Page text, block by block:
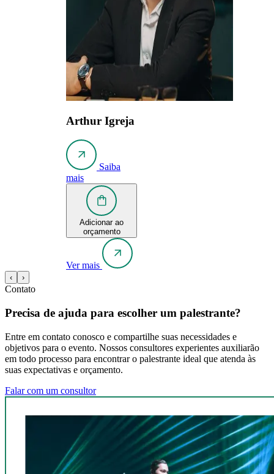
Arthur Igreja
Saiba
mais
Adicionar ao
orçamento
Ver mais
‹ ›
Contato
Precisa de ajuda para escolher um palestrante?
Entre em contato conosco e compartilhe suas necessidades e
objetivos para o evento. Nossos consultores experientes auxiliarão
em todo processo para encontrar o palestrante ideal que atenda às
suas expectativas e orçamento.
Falar com um consultor